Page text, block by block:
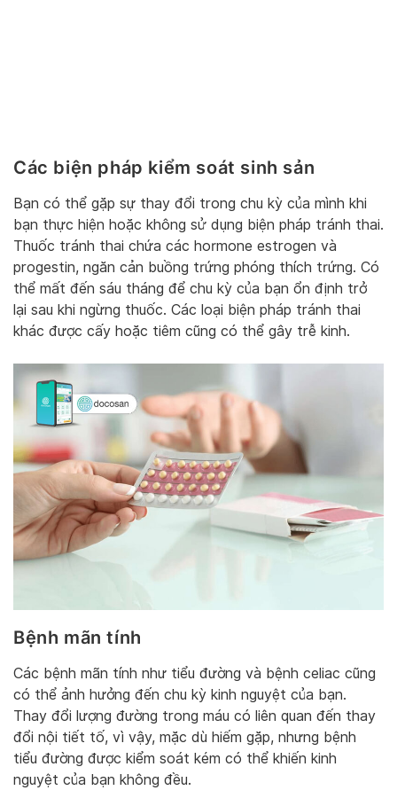
Các biện pháp kiểm soát sinh sản
Bạn có thể gặp sự thay đổi trong chu kỳ của mình khi
bạn thực hiện hoặc không sử dụng biện pháp tránh thai.
Thuốc tránh thai chứa các hormone estrogen và
progestin, ngăn cản buồng trứng phóng thích trứng. Có
thể mất đến sáu tháng để chu kỳ của bạn ổn định trở
lại sau khi ngừng thuốc. Các loại biện pháp tránh thai
khác được cấy hoặc tiêm cũng có thể gây trễ kinh.
Bệnh mãn tính
Các bệnh mãn tính như tiểu đường và bệnh celiac cũng
có thể ảnh hưởng đến chu kỳ kinh nguyệt của bạn.
Thay đổi lượng đường trong máu có liên quan đến thay
đổi nội tiết tố, vì vậy, mặc dù hiếm gặp, nhưng bệnh
tiểu đường được kiểm soát kém có thể khiến kinh
nguyệt của bạn không đều.